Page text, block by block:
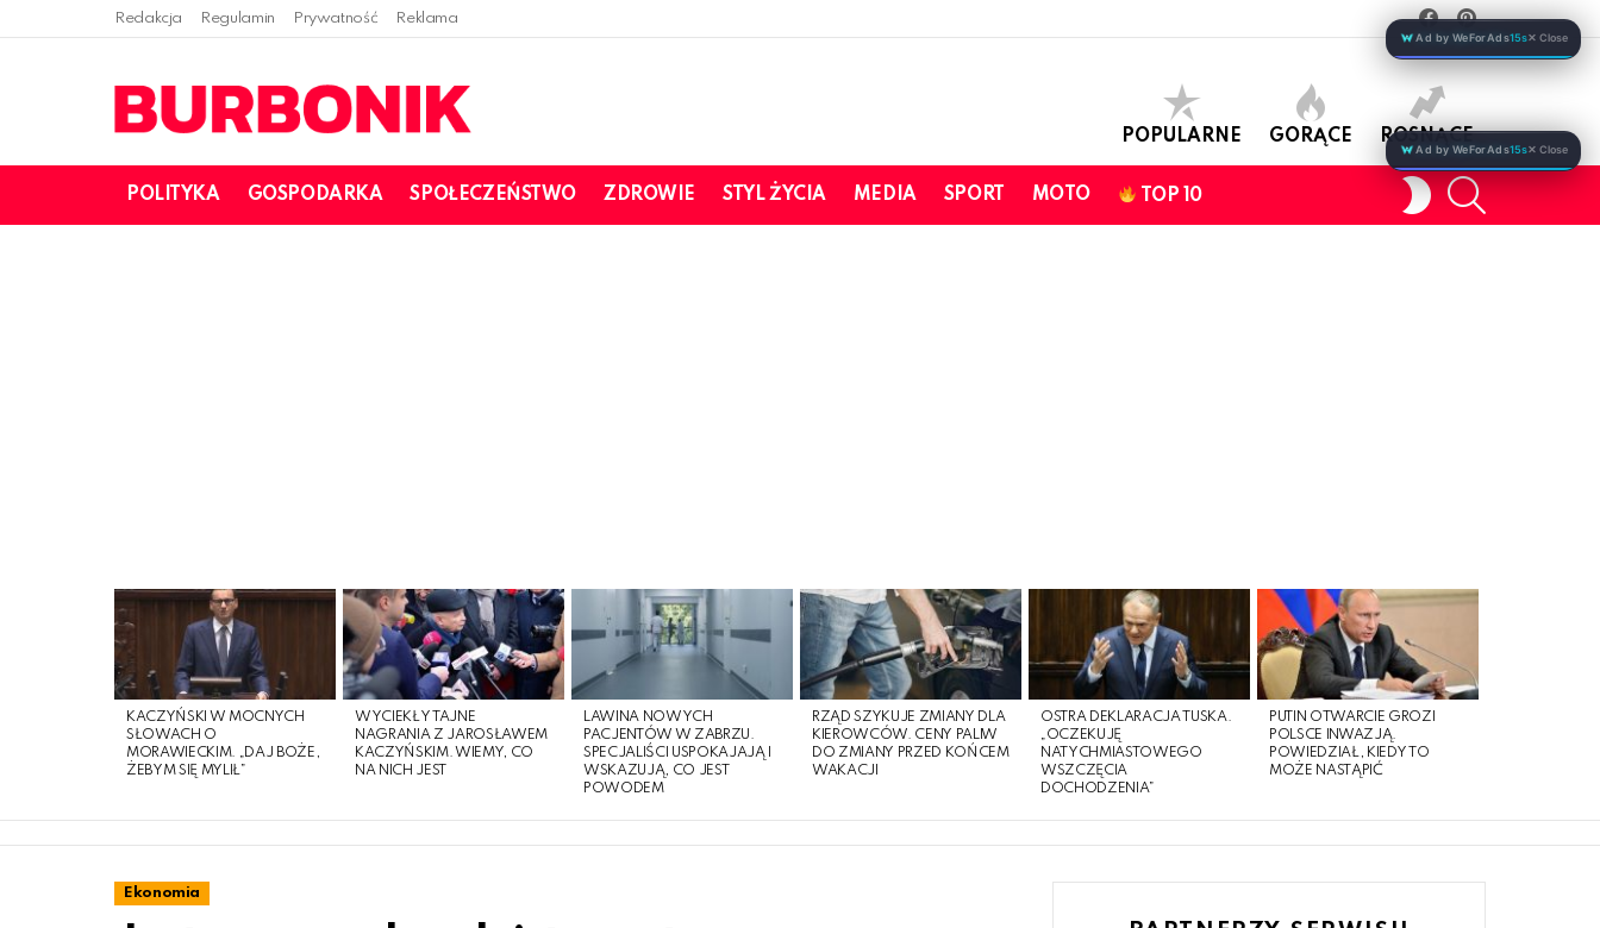
Redakcja Regulamin Prywatność Reklama
facebook
POPULARNE GORĄCE ROSNĄCE
POLITYKA GOSPODARKA SPOŁECZEŃSTWO ZDROWIE STYL ŻYCIA MEDIA SPORT MOTO TOP 10
SWITCH
SKIN
LATEST
KACZYŃSKI W MOCNYCH
SŁOWACH O
MORAWIECKIM. „DAJ BOŻE,
ŻEBYM SIĘ MYLIŁ”
WYCIEKŁY TAJNE
NAGRANIA Z JAROSŁAWEM
KACZYŃSKIM. WIEMY, CO
NA NICH JEST
LAWINA NOWYCH
PACJENTÓW W ZABRZU.
SPECJALIŚCI USPOKAJAJĄ I
WSKAZUJĄ, CO JEST
POWODEM
RZĄD SZYKUJE ZMIANY DLA
KIEROWCÓW. CENY PALIW
DO ZMIANY PRZED KOŃCEM
WAKACJI
OSTRA DEKLARACJA TUSKA.
„OCZEKUJĘ
NATYCHMIASTOWEGO
WSZCZĘCIA
DOCHODZENIA”
PUTIN OTWARCIE GROZI
POLSCE INWAZJĄ.
POWIEDZIAŁ, KIEDY TO
MOŻE NASTĄPIĆ
Ekonomia
Ad by WeForAds15s✕ Close
Ad by WeForAds15s✕ Close